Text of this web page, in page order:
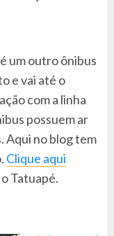
um outro ônibus
e vai até o
com a linha
possuem ar
Aqui no blog tem
Clique aqui
Tatuapé.